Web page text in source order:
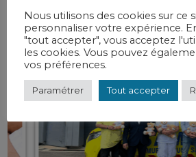
Nous utilisons des cookies sur ce
personnaliser votre expérience.
"tout accepter", vous acceptez
les cookies. Vous pouvez
vos préférences.
Paramétrer Tout accepter